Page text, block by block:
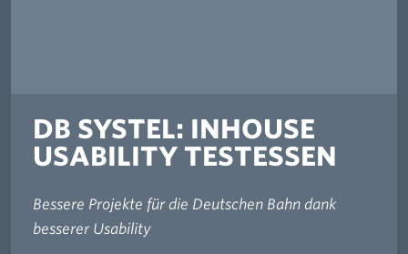
DB SYSTEL: INHOUSE
USABILITY TESTESSEN
Bessere Projekte für die Deutschen Bahn dank
besserer Usability